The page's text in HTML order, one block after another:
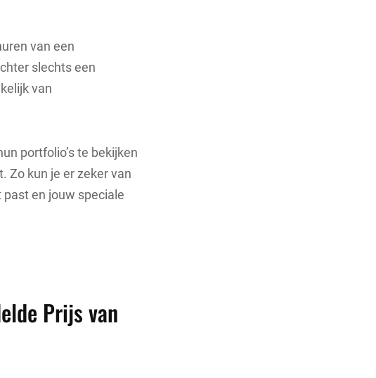
van een
slechts een
van
portfolio’s te bekijken
Zo kun je er zeker van
en jouw speciale
Prijs van